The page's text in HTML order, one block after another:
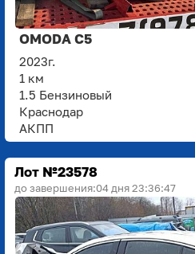
OMODA C5
2023г.
1 км
1.5 Бензиновый
Краснодар
АКПП
Лот №23578
до завершения:04 дня 23:36:45